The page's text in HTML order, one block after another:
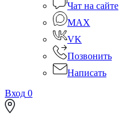
Чат на сайте
MAX
VK
Позвонить
Написать
Вход 0